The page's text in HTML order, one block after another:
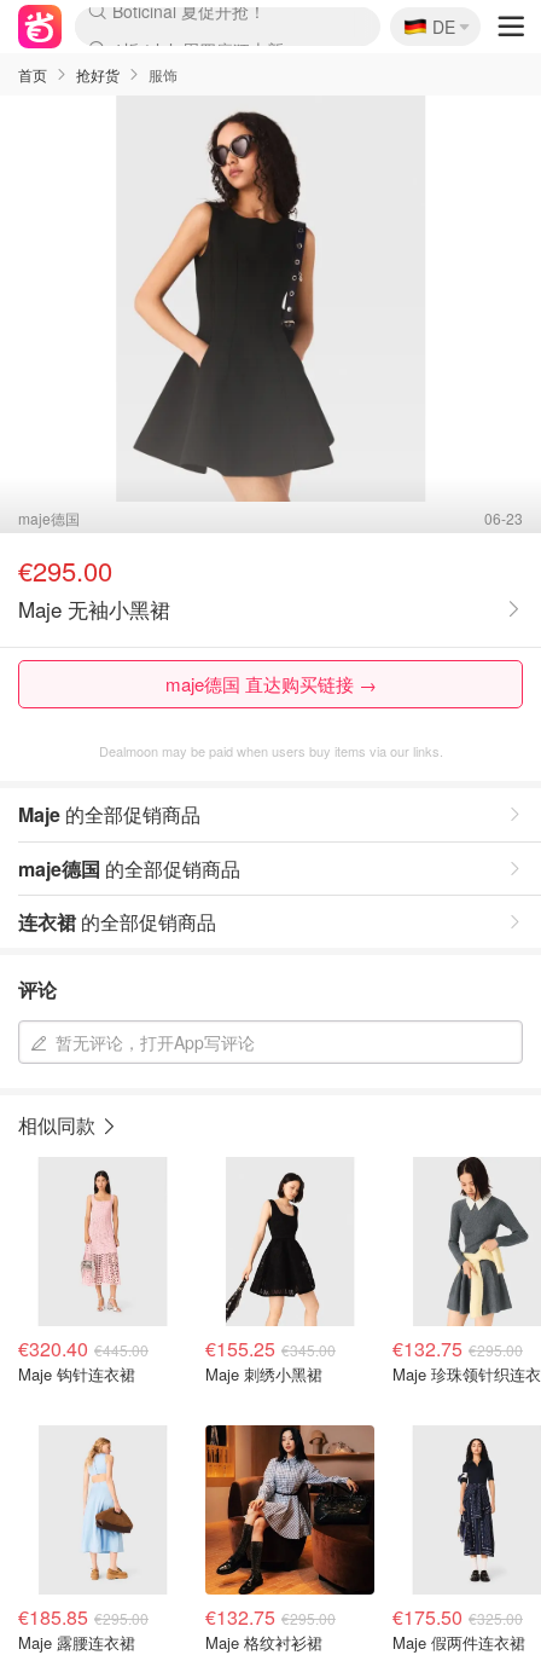
Boticinal 夏促开抢！
4折！lulu周四疯狂上新
还没结束！&OtherStories大促
Joybuy变相75折 随时失效
速领！Stanley独家85折
疑似霸哥！Camper额外叠85折
Zalando 奥莱闪促！每日更新
Moncler反季囤！5折起+叠9折
Coach Brooklyn仅€192
🇩🇪
DE
首页 抢好货 服饰
maje德国 06-23
€295.00
Maje 无袖小黑裙
maje德国 直达购买链接 →
Dealmoon may be paid when users buy items via our links.
Maje 的全部促销商品
maje德国 的全部促销商品
连衣裙 的全部促销商品
评论
暂无评论，打开App写评论
相似同款
€320.40 €445.00
Maje 钩针连衣裙
€155.25 €345.00
Maje 刺绣小黑裙
€132.75 €295.00
Maje 珍珠领针织连
€185.85 €295.00
Maje 露腰连衣裙
€132.75 €295.00
Maje 格纹衬衫裙
€175.50 €325.00
Maje 假两件连衣裙